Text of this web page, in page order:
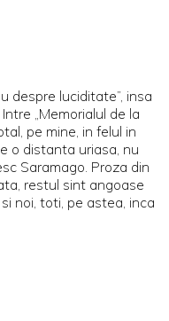
despre luciditate”, insa
„Memorialul de la
pe mine, in felul in
o distanta uriasa, nu
Saramago. Proza din
restul sint angoase
noi, toti, pe astea, inca